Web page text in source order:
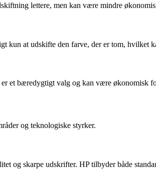
lettere, men kan være mindre
kun at udskifte den farve, der er tom, hvilket
et bæredygtigt valg og kan være økonomisk
og teknologiske styrker.
og skarpe udskrifter. HP tilbyder både